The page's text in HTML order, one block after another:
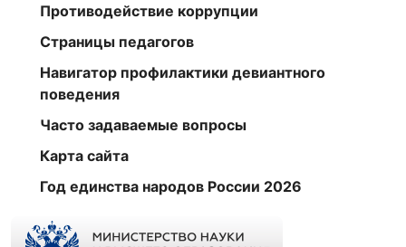
Противодействие коррупции
Страницы педагогов
Навигатор профилактики девиантного
поведения
Часто задаваемые вопросы
Карта сайта
Год единства народов России 2026